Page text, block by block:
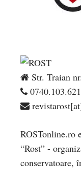
Str. Traian
0740.103.621
ROSTonline.ro
“Rost” -
conservatoare,